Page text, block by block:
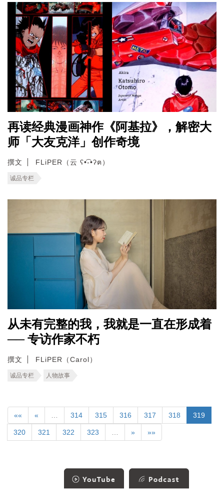
再读经典漫画神作《阿基拉》，解密大
师「大友克洋」创作奇境
撰文 FLiPER（云 ʕ•͡-•ʔฅ）
诚品专栏
从未有完整的我，我就是一直在形成着
── 专访作家不朽
撰文 FLiPER（Carol）
诚品专栏 人物故事
«« « 314 315 316 317 318 319
320 321 322 323 » »»